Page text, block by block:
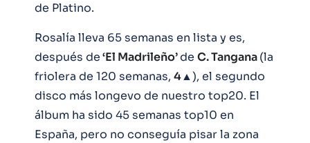
de Platino.
Rosalía lleva 65 semanas en lista y es,
después de‘El Madrileño’de C. Tangana(la
friolera de 120 semanas, 4▲), el segundo
disco más longevo de nuestro top20. El
álbum ha sido 45 semanas top10 en
España, pero no conseguía pisar la zona